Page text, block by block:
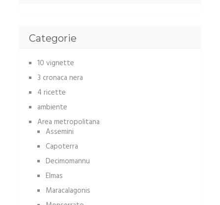
Categorie
10 vignette
3 cronaca nera
4 ricette
ambiente
Area metropolitana
Assemini
Capoterra
Decimomannu
Elmas
Maracalagonis